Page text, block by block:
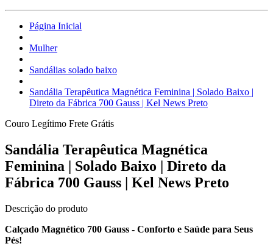
Página Inicial
Mulher
Sandálias solado baixo
Sandália Terapêutica Magnética Feminina | Solado Baixo |
Direto da Fábrica 700 Gauss | Kel News Preto
Couro Legítimo Frete Grátis
Sandália Terapêutica Magnética
Feminina | Solado Baixo | Direto da
Fábrica 700 Gauss | Kel News Preto
Descrição do produto
Calçado Magnético 700 Gauss - Conforto e Saúde para Seus
Pés!